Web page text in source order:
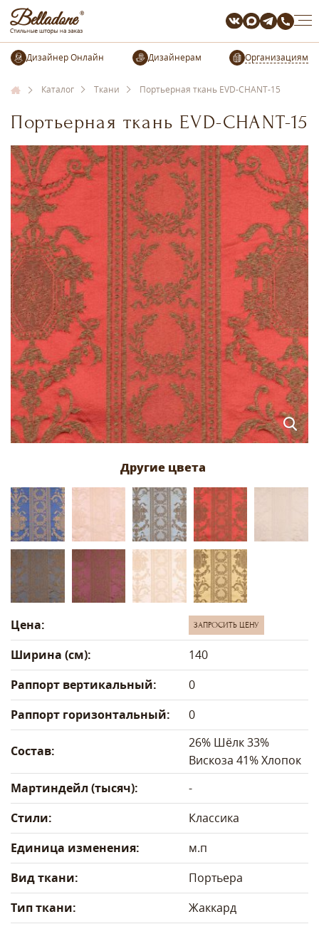
Организациям
Каталог Ткани Портьерная ткань EVD-CHANT-15
Портьерная ткань EVD-CHANT-15
Цена: ЗАПРОСИТЬ ЦЕНУ
Ширина (см):
140
Раппорт вертикальный:
0
Раппорт горизонтальный:
0
Состав:
26% Шёлк 33%
Вискоза 41% Хлопок
Мартиндейл (тысяч):
-
Стили:
Классика
Единица изменения:
м.п
Вид ткани:
Портьера
Тип ткани:
Жаккард